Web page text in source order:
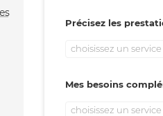
Précisez les
choisissez un service
Mes besoins
choisissez un service